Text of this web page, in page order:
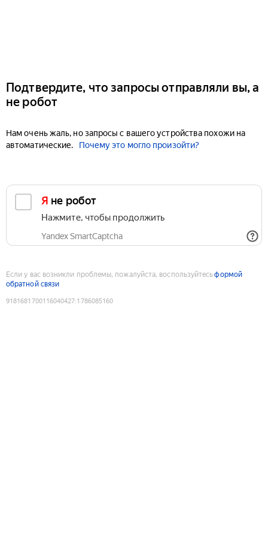
Подтвердите, что запросы отправляли вы, а
не робот
Нам очень жаль, но запросы с вашего устройства похожи на
автоматические.
Почему это могло произойти?
Я не робот
Нажмите, чтобы продолжить
Yandex SmartCaptcha
Если у вас возникли проблемы, пожалуйста, воспользуйтесьформой
обратной связи
9181681700116040427:1786085160